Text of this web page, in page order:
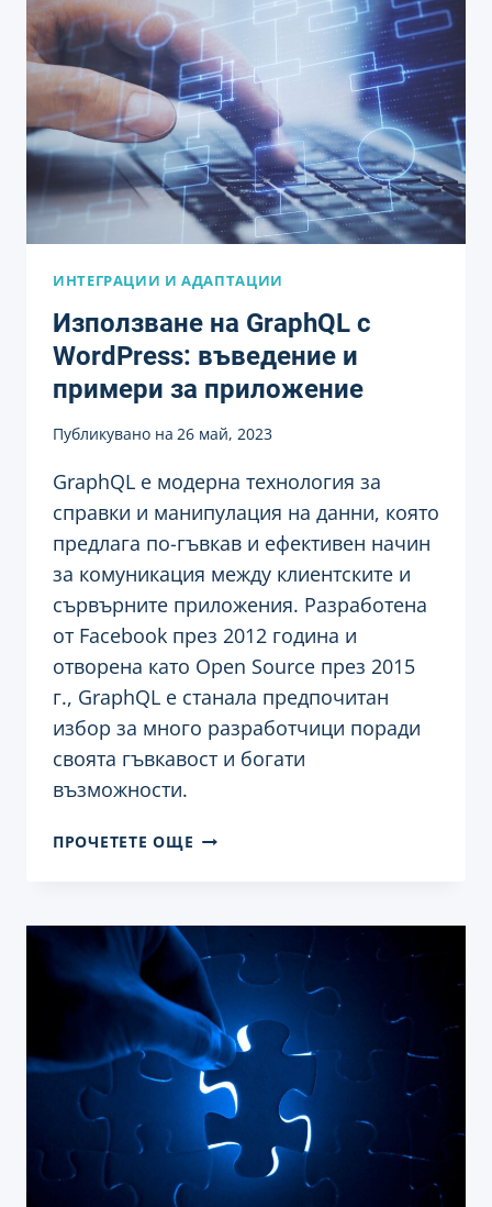
ПОМОЩТА
НА
WORDPRESS
ИНТЕГРАЦИИ И АДАПТАЦИИ
Използване на GraphQL с
WordPress: въведение и
примери за приложение
Публикувано на 26 май, 2023
GraphQL е модерна технология за
справки и манипулация на данни, която
предлага по-гъвкав и ефективен начин
за комуникация между клиентските и
сървърните приложения. Разработена
от Facebook през 2012 година и
отворена като Open Source през 2015
г., GraphQL е станала предпочитан
избор за много разработчици поради
своята гъвкавост и богати
възможности.
ПРОЧЕТЕТЕ ОЩЕ ИЗПОЛЗВАНЕ
ВЪВЕДЕНИЕ
И
ПРИМЕРИ
ЗА
ПРИЛОЖЕНИЕ